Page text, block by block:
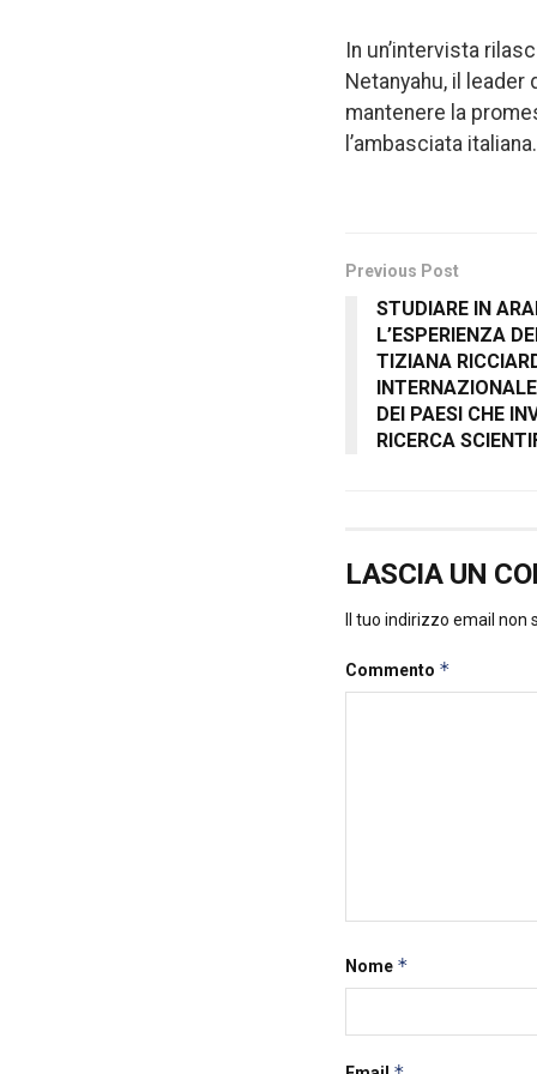
In un’intervista
Netanyahu, il
mantenere la
l’ambasciata italiana.
Previous Post
STUDIARE IN
L’ESPERIENZA
TIZIANA
DEI PAESI CHE
RICERCA
LASCIA UN
Il tuo indirizzo email non
Commento *
Nome *